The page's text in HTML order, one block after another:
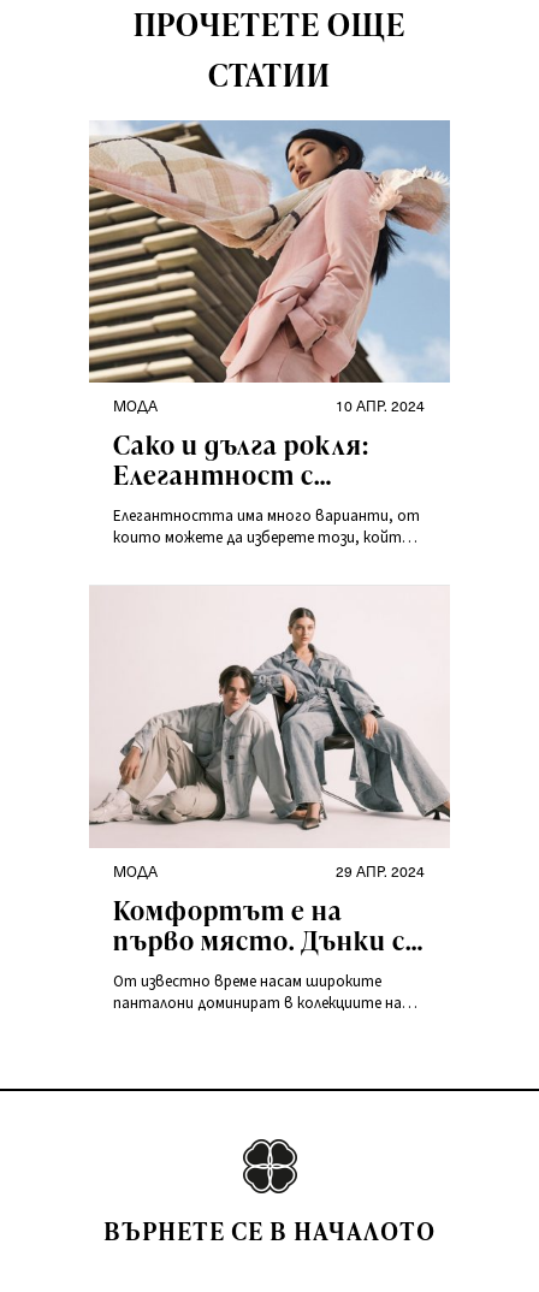
ПРОЧЕТЕТЕ ОЩЕ
СТАТИИ
МОДА 10 АПР. 2024
Сако и дълга рокля:
Елегантност с
контраст
Елегантността има много варианти, от
които можете да изберете този, който
случая с дамската мода същността на
студените дни обаче си струва да
изберете елегантни пелерини. Кои модели
трябва да изберете, за да изглеждате
впечатляващо във всяка ситуация?
МОДА 29 АПР. 2024
Комфортът е на
първо място. Дънки с
широки крачоли в
центъра на
От известно време насам широките
панталони доминират в колекциите на
същевременно прави силно впечатление.
ВЪРНЕТЕ СЕ В НАЧАЛОТО